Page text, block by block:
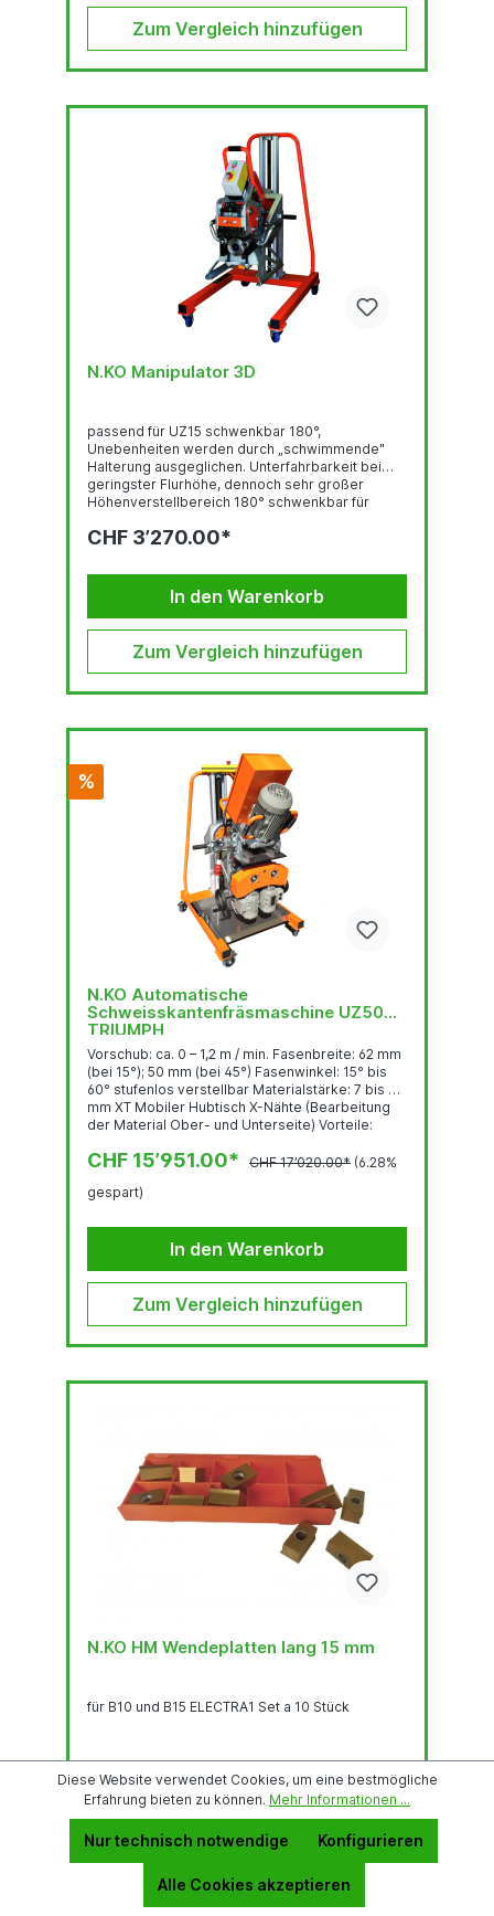
Zum Vergleich hinzufügen
N.KO Manipulator 3D
passend für UZ15 schwenkbar 180°,
Unebenheiten werden durch „schwimmende"
Halterung ausgeglichen. Unterfahrbarkeit bei
geringster Flurhöhe, dennoch sehr großer
Höhenverstellbereich 180° schwenkbar für
Höhenausgleich Handsteuerung für
CHF 3’270.00*
In den Warenkorb
Zum Vergleich hinzufügen
%
N.KO Automatische
Schweisskantenfräsmaschine UZ50
TRIUMPH
Vorschub: ca. 0 – 1,2 m / min. Fasenbreite: 62 mm
(bei 15°); 50 mm (bei 45°) Fasenwinkel: 15° bis
60° stufenlos verstellbar Materialstärke: 7 bis 80
mm XT Mobiler Hubtisch X-Nähte (Bearbeitung
der Material Ober- und Unterseite) Vorteile:
Hochgeschwindigkeitsfräskopf mit sehr
Winkelverstellung 15° bis 60° XT Mobiler
werkzeuglos in kürzester Zeit am Hubtisch
befestigen Die Arbeitshöhe der Maschine...
CHF 15’951.00* CHF 17’020.00* (6.28%
gespart)
In den Warenkorb
Zum Vergleich hinzufügen
N.KO HM Wendeplatten lang 15 mm
für B10 und B15 ELECTRA1 Set a 10 Stück
CHF 227.00*
Diese Website verwendet Cookies, um eine bestmögliche
Erfahrung bieten zu können. Mehr Informationen ...
Nur technisch notwendige Konfigurieren
Alle Cookies akzeptieren